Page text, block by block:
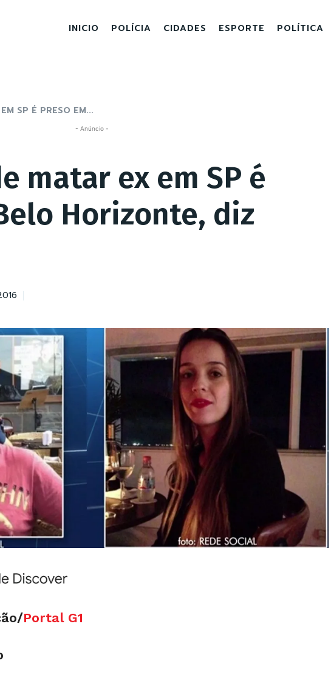
INICIO POLÍCIA CIDADES ESPORTE POLÍTICA
SP É PRESO EM...
- Anúncio -
matar ex em SP é
Horizonte, diz
Portal G1